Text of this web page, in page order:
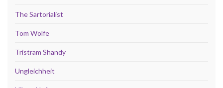
The Sartorialist
Tom Wolfe
Tristram Shandy
Ungleichheit